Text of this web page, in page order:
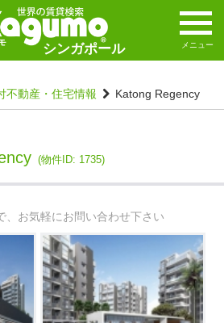
シンガポール メニュー
不動産・住宅情報 Katong Regency
(物件ID: 1735)
、お気軽にお問い合わせ下さい